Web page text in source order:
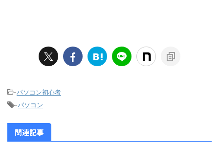
-パソコン初心者
-パソコン
関連記事